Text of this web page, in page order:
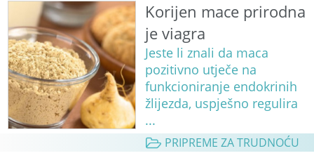
Korijen mace prirodna
je viagra
Jeste li znali da maca
pozitivno utječe na
funkcioniranje endokrinih
žlijezda, uspješno regulira
...
PRIPREME ZA TRUDNOĆU